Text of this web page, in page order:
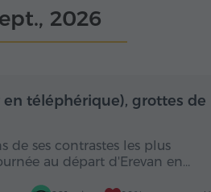
2026
Toute la journée
téléphérique), grottes de
de ses contrastes les plus
au départ d'Erevan en…